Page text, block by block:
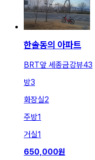
한솔동의 아파트
BRT앞 세종금강뷰43
방3
화장실2
주방1
거실1
650,000원